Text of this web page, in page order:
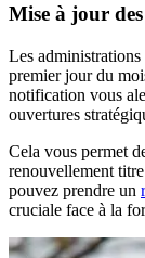
Mise à jour
Les
premier jour du
notification vous
ouvertures
Cela vous permet
renouvellement
pouvez prendre un
cruciale face à la